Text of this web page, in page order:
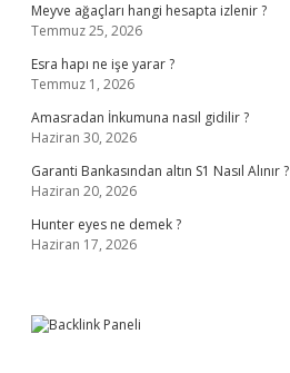
Meyve ağaçları hangi hesapta izlenir ?
Temmuz 25, 2026
Esra hapı ne işe yarar ?
Temmuz 1, 2026
Amasradan İnkumuna nasıl gidilir ?
Haziran 30, 2026
Garanti Bankasından altın S1 Nasıl Alınır ?
Haziran 20, 2026
Hunter eyes ne demek ?
Haziran 17, 2026